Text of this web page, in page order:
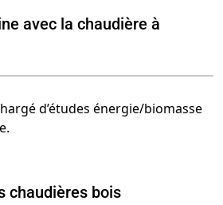
avec la chaudière à
chaudières bois